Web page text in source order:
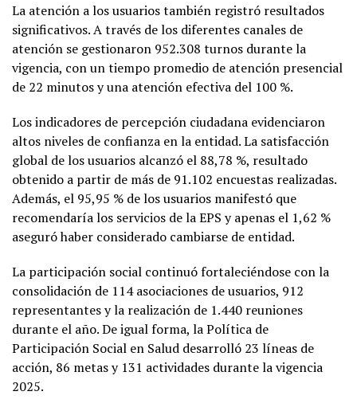
La atención a los usuarios también registró resultados
significativos. A través de los diferentes canales de
atención se gestionaron 952.308 turnos durante la
vigencia, con un tiempo promedio de atención presencial
de 22 minutos y una atención efectiva del 100 %.
Los indicadores de percepción ciudadana evidenciaron
altos niveles de confianza en la entidad. La satisfacción
global de los usuarios alcanzó el 88,78 %, resultado
obtenido a partir de más de 91.102 encuestas realizadas.
Además, el 95,95 % de los usuarios manifestó que
recomendaría los servicios de la EPS y apenas el 1,62 %
aseguró haber considerado cambiarse de entidad.
La participación social continuó fortaleciéndose con la
consolidación de 114 asociaciones de usuarios, 912
representantes y la realización de 1.440 reuniones
durante el año. De igual forma, la Política de
Participación Social en Salud desarrolló 23 líneas de
acción, 86 metas y 131 actividades durante la vigencia
2025.